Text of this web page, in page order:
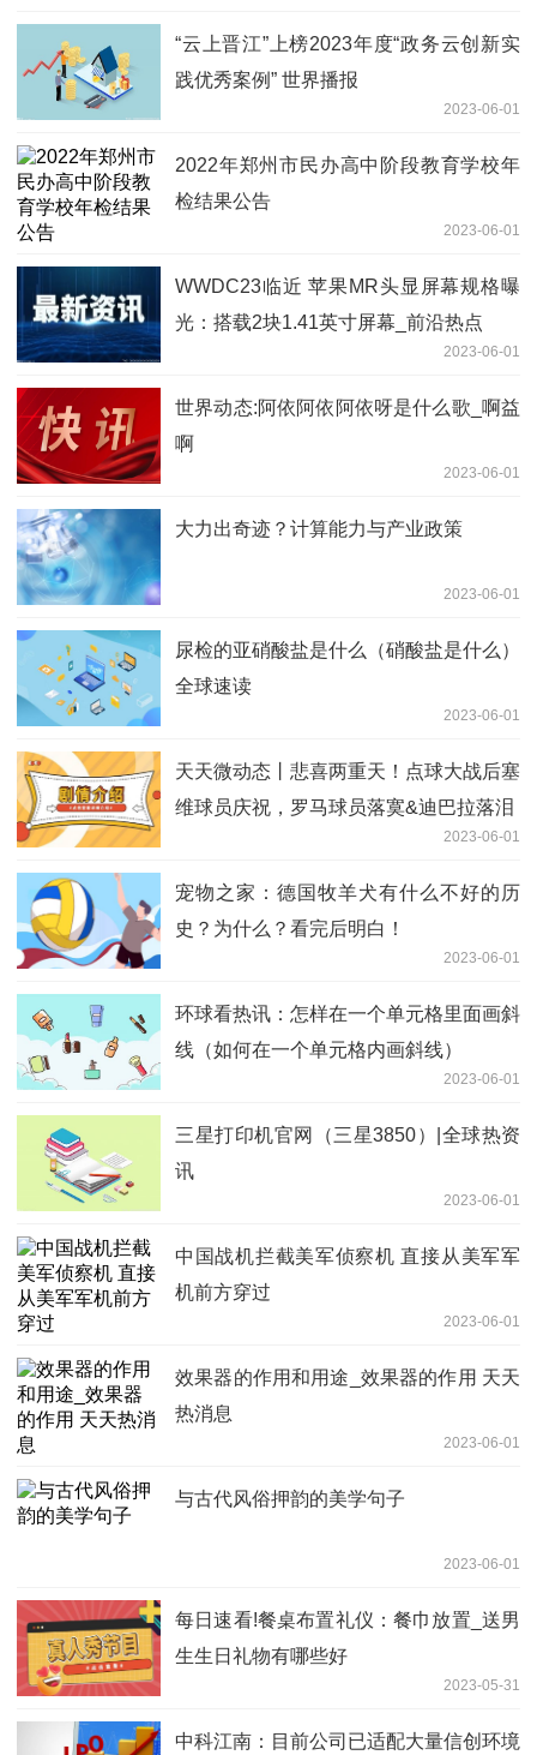
“云上晋江”上榜2023年度“政务云创新实
践优秀案例” 世界播报
2023-06-01
2022年郑州市民办高中阶段教育学校年
检结果公告
2023-06-01
WWDC23临近 苹果MR头显屏幕规格曝
光：搭载2块1.41英寸屏幕_前沿热点
2023-06-01
世界动态:阿依阿依阿依呀是什么歌_啊益
啊
2023-06-01
大力出奇迹？计算能力与产业政策
2023-06-01
尿检的亚硝酸盐是什么（硝酸盐是什么）
全球速读
2023-06-01
天天微动态丨悲喜两重天！点球大战后塞
维球员庆祝，罗马球员落寞&迪巴拉落泪
2023-06-01
宠物之家：德国牧羊犬有什么不好的历
史？为什么？看完后明白！
2023-06-01
环球看热讯：怎样在一个单元格里面画斜
线（如何在一个单元格内画斜线）
2023-06-01
三星打印机官网（三星3850）|全球热资
讯
2023-06-01
中国战机拦截美军侦察机 直接从美军军
机前方穿过
2023-06-01
效果器的作用和用途_效果器的作用 天天
热消息
2023-06-01
与古代风俗押韵的美学句子
2023-06-01
每日速看!餐桌布置礼仪：餐巾放置_送男
生生日礼物有哪些好
2023-05-31
中科江南：目前公司已适配大量信创环境